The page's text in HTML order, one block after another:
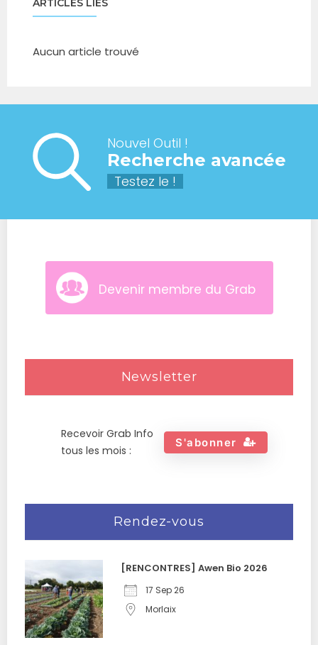
ARTICLES LIÉS
Aucun article trouvé
Nouvel Outil !
Recherche avancée
Testez le !
Devenir membre du Grab
Newsletter
Recevoir Grab Info
tous les mois :
S'abonner
Rendez-vous
[RENCONTRES] Awen Bio 2026
17 Sep 26
Morlaix